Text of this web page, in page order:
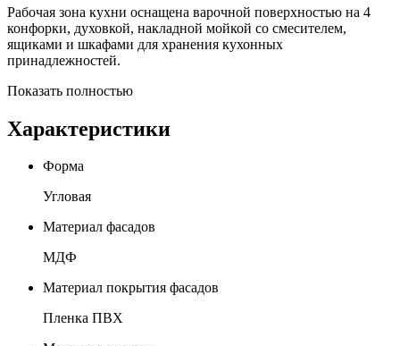
Рабочая зона кухни оснащена варочной поверхностью на 4
конфорки, духовкой, накладной мойкой со смесителем,
ящиками и шкафами для хранения кухонных
принадлежностей.
Показать полностью
Характеристики
Форма
Угловая
Материал фасадов
МДФ
Материал покрытия фасадов
Пленка ПВХ